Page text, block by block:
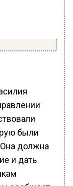
были
должна
и дать